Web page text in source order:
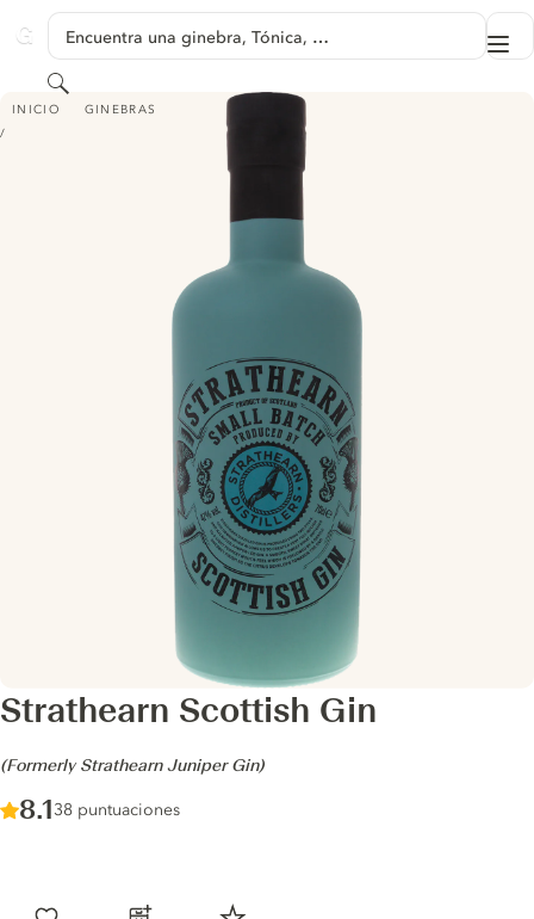
GINVENTORY
Encuentra una ginebra, Tónica, …
Buscar
INICIO GINEBRAS
STRATHEARN SCOTTISH GIN - (FORMERLY STRATHEARN JUNIPER GIN)
Strathearn Scottish Gin
-
(Formerly Strathearn Juniper Gin)
Score :
8.1/ 10
38 puntuaciones